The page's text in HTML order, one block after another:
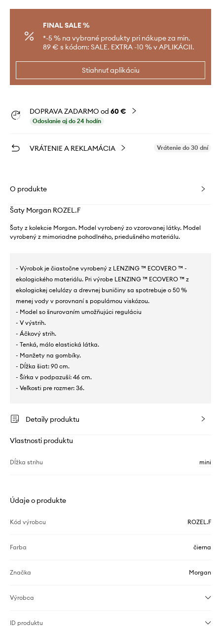
FINAL SALE %
*-5 % na vybrané produkty pri nákupe za min.
89 € s kódom: SALE. EXTRA -10 % v APLIKÁCII.
Stiahnuť aplikáciu
DOPRAVA ZADARMO od 60 €
Odoslanie aj do 24 hodín
VRÁTENIE A REKLAMÁCIA Vrátenie do 30 dní
O produkte
Šaty Morgan ROZEL.F
Šaty z kolekcie Morgan. Model vyrobený zo vzorovanej látky. Model
vyrobený z mimoriadne pohodlného, ​​priedušného materiálu.
- Výrobok je čiastočne vyrobený z LENZING ™ ECOVERO ™ -
ekologického materiálu. Pri výrobe LENZING ™ ECOVERO ™ z
ekologickej celulózy a drevnej buničiny sa spotrebuje o 50 %
menej vody v porovnaní s populárnou viskózou.
- Model so šnurovaním umožňujúci reguláciu
- V výstrih.
- Áčkový strih.
- Tenká, málo elastická látka.
- Manžety na gombíky.
- Dĺžka šiat: 90 cm.
- Šírka v podpazuší: 46 cm.
- Veľkosti pre rozmer: 36.
Detaily produktu
Vlastnosti produktu
Dĺžka strihu mini
Údaje o produkte
Kód výrobcu ROZEL.F
Farba čierna
Značka Morgan
Výrobca
ID produktu